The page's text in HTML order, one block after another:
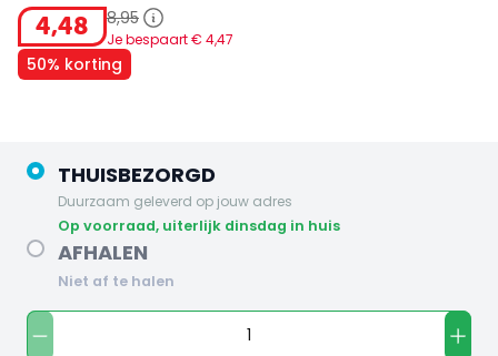
4,48 8,95
Je bespaart € 4,47
50% korting
THUISBEZORGD
Duurzaam geleverd op jouw adres
op voorraad, uiterlijk dinsdag in huis
AFHALEN
Niet af te halen